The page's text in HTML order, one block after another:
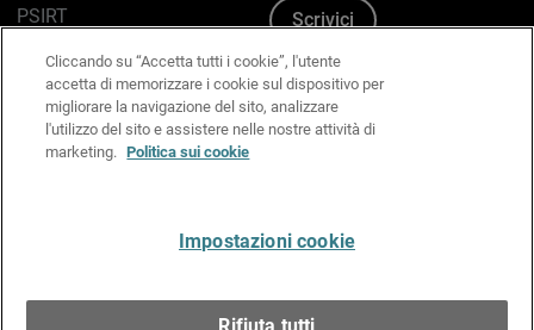
PSIRT
Politica sui cookie
Informativa sulla privacy
Kit Media & Brand
Scrivici
Cliccando su “Accetta tutti i cookie”, l'utente
accetta di memorizzare i cookie sul dispositivo per
migliorare la navigazione del sito, analizzare
l'utilizzo del sito e assistere nelle nostre attività di
marketing. Politica sui cookie
Impostazioni cookie